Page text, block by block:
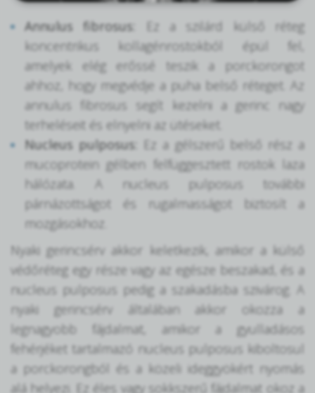
Annulus fibrosus:
Ez a szilárd külső réteg
koncentrikus kollagénrostokból épül fel,
amelyek elég erőssé teszik a porckorongot
ahhoz, hogy megvédje a puha belső réteget. Az
annulus fibrosus segít kezelni a gerinc nagy
terheléseit és elnyelni az ütéseket.
Nucleus pulposus:
Ez a gélszerű belső rész a
mucoprotein gélben felfüggesztett rostok laza
hálózata. A nucleus pulposus további
párnázottságot és rugalmasságot biztosít a
mozgásokhoz.
Nyaki gerincsérv akkor keletkezik, amikor a külső
védőréteg egy része vagy az egésze beszakad, és a
nucleus pulposus pedig a szakadásba szivárog. A
nyaki gerincsérv általában akkor okozza a
legnagyobb fájdalmat, amikor a gyulladásos
fehérjéket tartalmazó nucleus pulposus kiboltosul
a porckorongból és a közeli ideggyökért nyomás
alá helyezi. Ez éles vagy sokkszerű fájdalmat okoz a